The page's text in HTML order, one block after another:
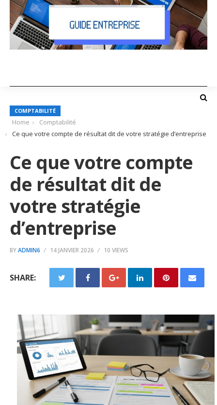
COMPTABILITÉ
Home
Comptabilité
Ce que votre compte de résultat dit de votre stratégie d’entreprise
Ce que votre compte
de résultat dit de
votre stratégie
d’entreprise
BYADMIN6 14 JANVIER 2026 10 VIEWS
SHARE: